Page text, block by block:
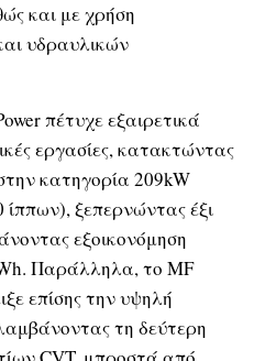
και με χρήση
υδραυλικών
πέτυχε εξαιρετικά
εργασίες, κατακτώντας
κατηγορία 209kW
ίππων), ξεπερνώντας έξι
εξοικονόμηση
Παράλληλα, το MF
επίσης την υψηλή
τη δεύτερη